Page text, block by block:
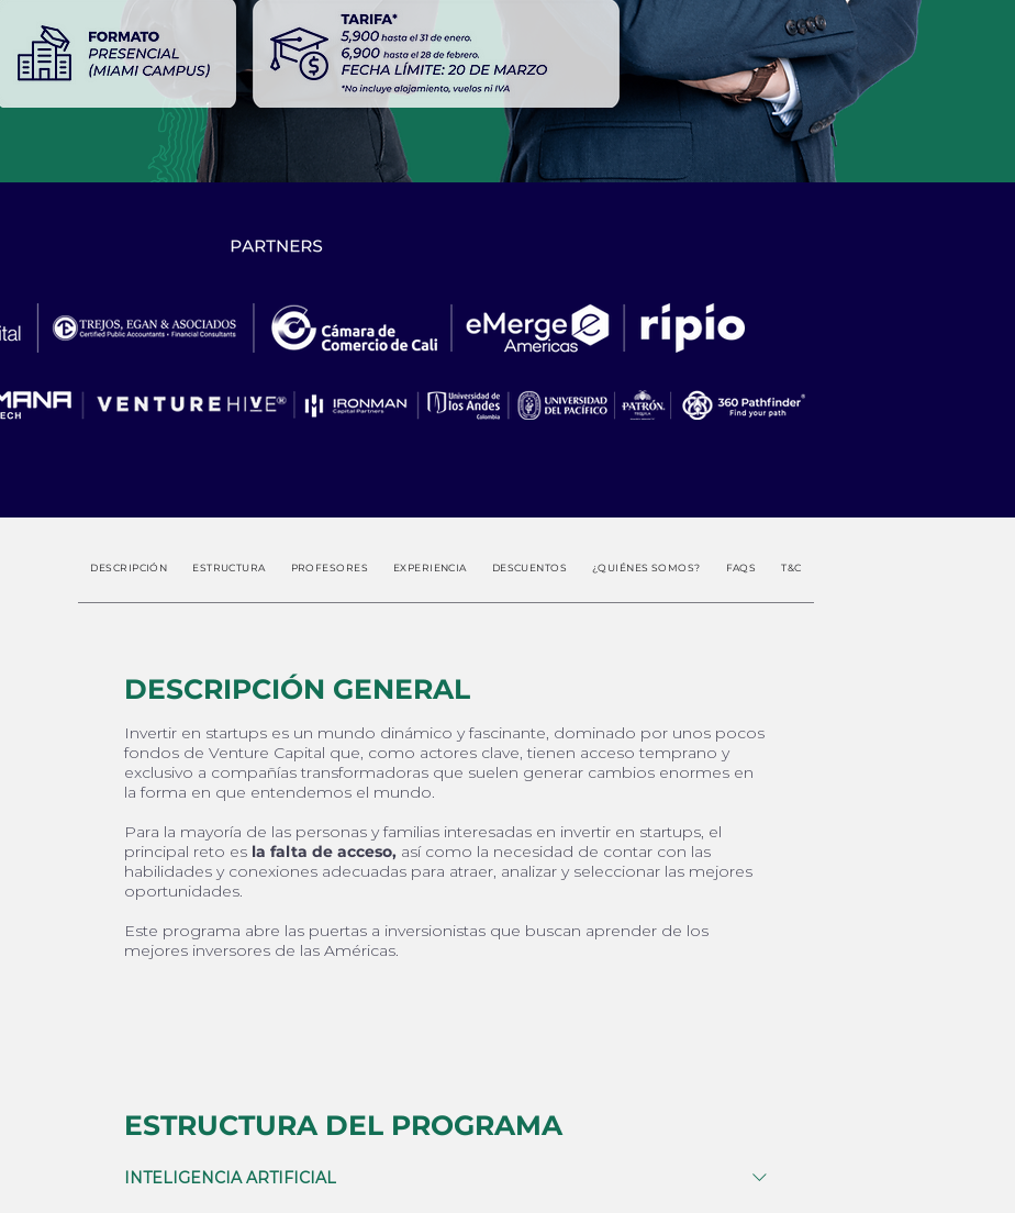
DESCRIPCIÓN ESTRUCTURA PROFESORES EXPERIENCIA DESCUENTOS ¿QUIÉNES SOMOS? FAQS T&C
DESCRIPCIÓN GENERAL
Invertir en startups es un mundo dinámico y fascinante, dominado por unos pocos
fondos de Venture Capital que, como actores clave, tienen acceso temprano y
exclusivo a compañías transformadoras que suelen generar cambios enormes en
la forma en que entendemos el mundo.
Para la mayoría de las personas y familias interesadas en invertir en startups, el
principal reto es la falta de acceso, así como la necesidad de contar con las
habilidades y conexiones adecuadas para atraer, analizar y seleccionar las mejores
oportunidades.
Este programa abre las puertas a inversionistas que buscan aprender de los
mejores inversores de las Américas.
INTELIGENCIA ARTIFICIAL
ESTRUCTURA DEL PROGRAMA